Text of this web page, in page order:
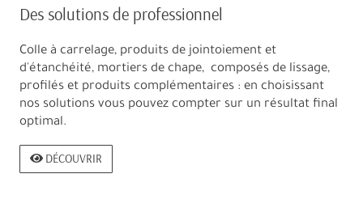
Des solutions de professionnel
Colle à carrelage, produits de jointoiement et
d'étanchéité, mortiers de chape, composés de lissage,
profilés et produits complémentaires : en choisissant
nos solutions vous pouvez compter sur un résultat final
optimal.
DÉCOUVRIR